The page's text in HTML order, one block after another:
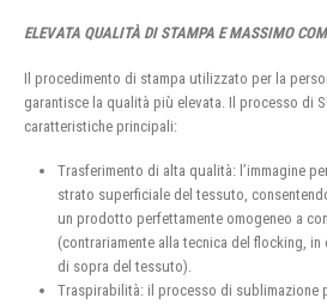
ELEVATA QUALITÀ DI STAMPA E MASSIMO
Il procedimento di stampa utilizzato per la
garantisce la qualità più elevata. Il processo di
caratteristiche principali:
Trasferimento di alta qualità: l’immagine
strato superficiale del tessuto,
un prodotto perfettamente omogeneo a
(contrariamente alla tecnica del flocking, in
di sopra del tessuto).
Traspirabilità: il processo di sublimazione